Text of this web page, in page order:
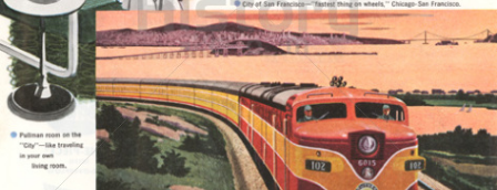
SOUTHERN PACIFIC Southern Pacific 1951